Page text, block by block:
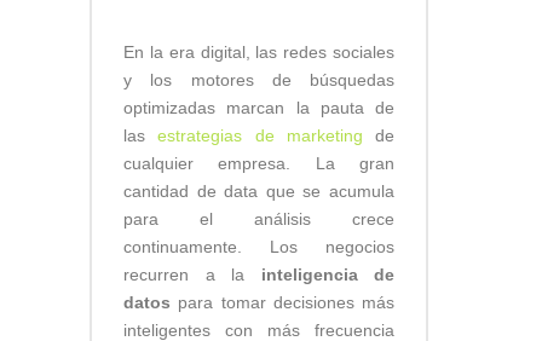
En la era digital, las redes sociales
y los motores de búsquedas
optimizadas marcan la pauta de
lasestrategias de marketing de
cualquier empresa. La gran
cantidad de data que se acumula
para el análisis crece
continuamente. Los negocios
recurren a la inteligencia de
datos para tomar decisiones más
inteligentes con más frecuencia